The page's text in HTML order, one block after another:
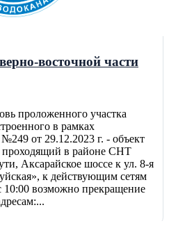
восточной части
проложенного участка
в рамках
от 29.12.2023 г. - объект
проходящий в районе СНТ
Аксарайское шоссе к ул. 8-я
к действующим сетям
10:00 возможно прекращение